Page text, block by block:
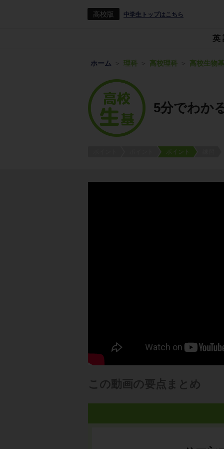
高校版 中学生トップはこちら
英
ホーム 理科 高校理科 高校生物
5分でわか
ポイント
この動画の要点まとめ